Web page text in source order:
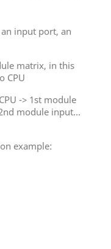
input port, an
matrix, in this
to CPU
-> 1st module
module input...
example: